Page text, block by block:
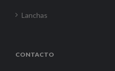
Lanchas
CONTACTO